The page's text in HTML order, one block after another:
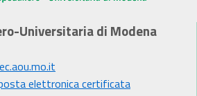
Universitaria di Modena
elettronica certificata